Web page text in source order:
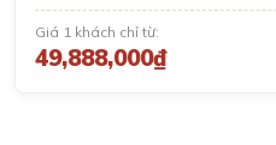
Giá 1 khách chỉ từ:
49,888,000₫